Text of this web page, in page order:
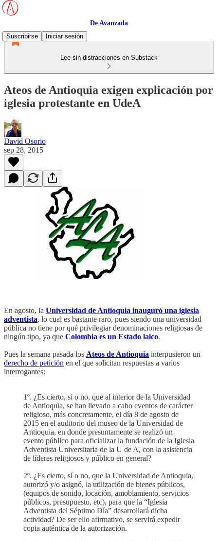
De Avanzada
Suscribirse
Iniciar sesión
Lee sin distracciones en Substack
Ateos de Antioquia exigen explicación por
iglesia protestante en UdeA
David Osorio
sep 28, 2015
En agosto, la Universidad de Antioquia inauguró una iglesia
adventista, lo cual es bastante raro, pues siendo una universidad
pública no tiene por qué privilegiar denominaciones religiosas de
ningún tipo, ya que Colombia es un Estado laico.
Pues la semana pasada los Ateos de Antioquia interpusieron un
derecho de petición en el que solicitan respuestas a varios
interrogantes:
1º. ¿Es cierto, sí o no, que al interior de la Universidad
de Antioquia, se han llevado a cabo eventos de carácter
religioso, más concretamente, el día 8 de agosto de
2015 en el auditorio del museo de la Universidad de
Antioquia, en donde presuntamente se realizó un
evento público para oficializar la fundación de la Iglesia
Adventista Universitaria de la U de A, con la asistencia
de líderes religiosos y público en general?
2º. ¿Es cierto, sí o no, que la Universidad de Antioquia,
autorizó y/o asignó, la utilización de bienes públicos,
(equipos de sonido, locación, amoblamiento, servicios
públicos, presupuesto, etc), para que la “Iglesia
Adventista del Séptimo Día” desarrollará dicha
actividad? De ser ello afirmativo, se servirá expedir
copia auténtica de la autorización.